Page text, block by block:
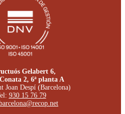
Gelabert 6,
2, 6ª planta A
Joan Despí (Barcelona)
930 15 76 79